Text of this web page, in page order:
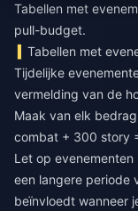
Tabellen met
pull-budget.
Tabellen met
Tijdelijke
vermelding van de
Maak van elk
combat + 300 story
Let op
een langere periode
beïnvloedt wanneer